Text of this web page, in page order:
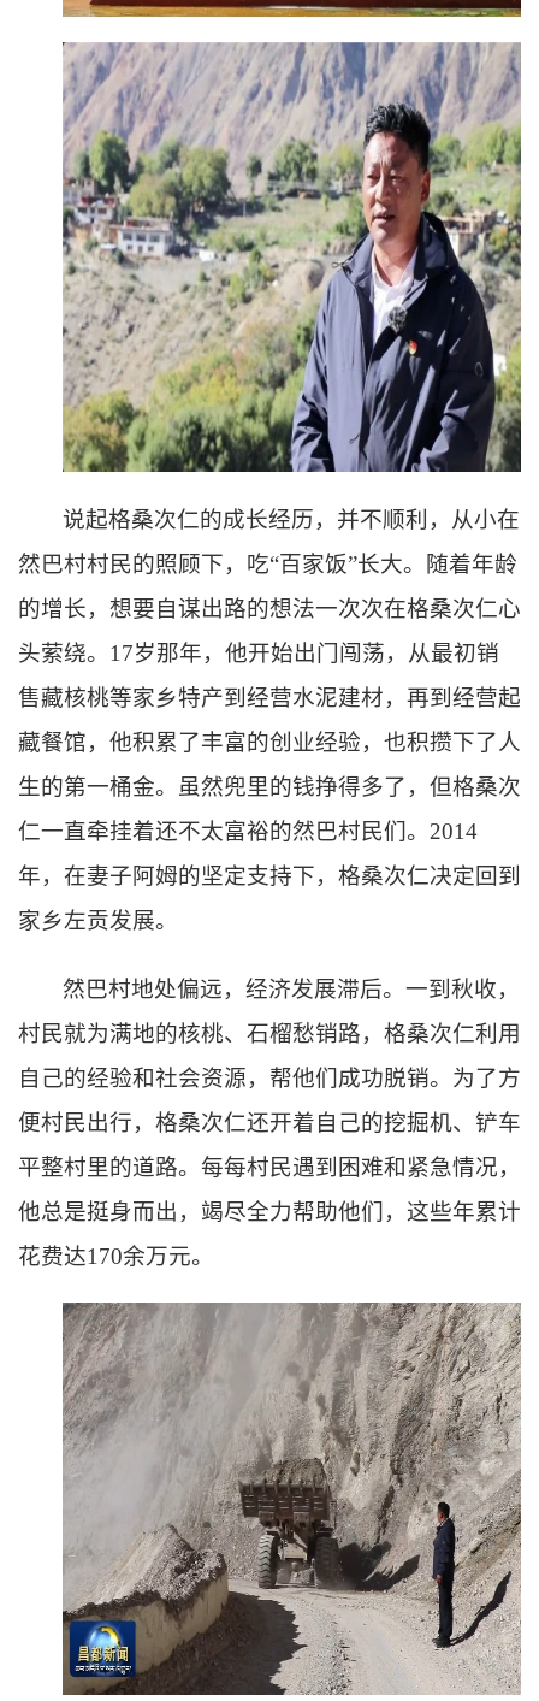
说起格桑次仁的成长经历，并不顺利，从小在
然巴村村民的照顾下，吃“百家饭”长大。随着年龄
的增长，想要自谋出路的想法一次次在格桑次仁心
头萦绕。17岁那年，他开始出门闯荡，从最初销
售藏核桃等家乡特产到经营水泥建材，再到经营起
藏餐馆，他积累了丰富的创业经验，也积攒下了人
生的第一桶金。虽然兜里的钱挣得多了，但格桑次
仁一直牵挂着还不太富裕的然巴村民们。2014
年，在妻子阿姆的坚定支持下，格桑次仁决定回到
家乡左贡发展。
然巴村地处偏远，经济发展滞后。一到秋收，
村民就为满地的核桃、石榴愁销路，格桑次仁利用
自己的经验和社会资源，帮他们成功脱销。为了方
便村民出行，格桑次仁还开着自己的挖掘机、铲车
平整村里的道路。每每村民遇到困难和紧急情况，
他总是挺身而出，竭尽全力帮助他们，这些年累计
花费达170余万元。